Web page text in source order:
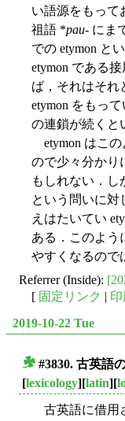
い語源をもって
祖語 *pau- にま
での etymon と
etymon である
ば，それはそれ
etymon をもっ
の連鎖が続くと
etymon はこの
ので少々分かり
もしれない．し
という問いに対
えはたいてい
ある．このよう
やすくなるので
Referrer (Inside):
[ 固定リンク |
2019-10-22 Tue
#3830. 古英語
[lexicology][latin][
古英語に借用